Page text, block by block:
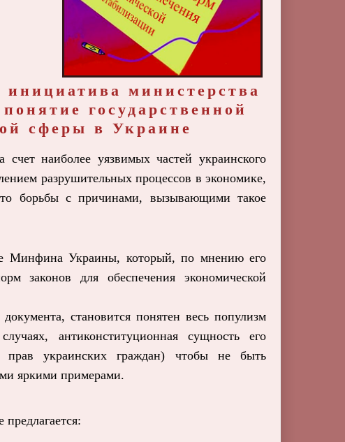
инициатива министерства
государственной
сферы в Украине
наиболее уязвимых частей украинского
разрушительных процессов в экономике,
борьбы с причинами, вызывающими такое
Минфина Украины, который, по мнению его
законов для обеспечения экономической
становится понятен весь популизм
антиконституционная сущность его
прав украинских граждан) чтобы не быть
яркими примерами.
предлагается: